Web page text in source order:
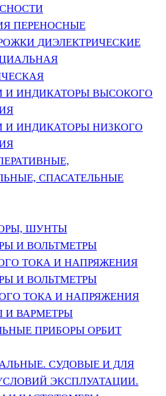
ПЕРЕНОСНЫЕ
ДИЭЛЕКТРИЧЕСКИЕ
И ИНДИКАТОРЫ ВЫСОКОГО
И ИНДИКАТОРЫ НИЗКОГО
СПАСАТЕЛЬНЫЕ
ШУНТЫ
И ВОЛЬТМЕТРЫ
ТОКА И НАПРЯЖЕНИЯ
И ВОЛЬТМЕТРЫ
ТОКА И НАПРЯЖЕНИЯ
И ВАРМЕТРЫ
ПРИБОРЫ ОРБИТ
СУДОВЫЕ И ДЛЯ
ЭКСПЛУАТАЦИИ.